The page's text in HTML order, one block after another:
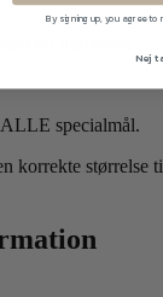
og mørkegrå.
specialmål.
korrekte størrelse
By signing up, you agree
Nej